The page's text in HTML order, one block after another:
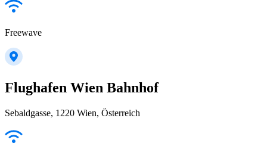
Freewave
Flughafen Wien Bahnhof
Sebaldgasse, 1220 Wien, Österreich